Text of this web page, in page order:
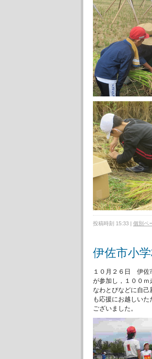
投稿時刻 15:33 | 個別ペ
伊佐市小
１０月２６日 伊佐
が参加し，１００ｍ
なわとびなどに自
も応援にお越しい
ございました。